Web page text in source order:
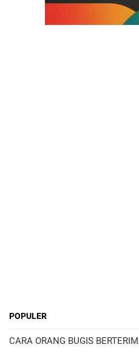
POPULER
CARA ORANG BUGIS